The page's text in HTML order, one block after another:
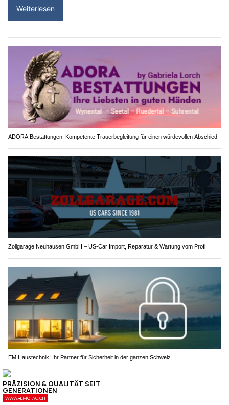
Weiterlesen
ADORA Bestattungen: Kompetente Trauerbegleitung für einen würdevollen Abschied
Zollgarage Neuhausen GmbH – US-Car Import, Reparatur & Wartung vom Profi
EM Haustechnik: Ihr Partner für Sicherheit in der ganzen Schweiz